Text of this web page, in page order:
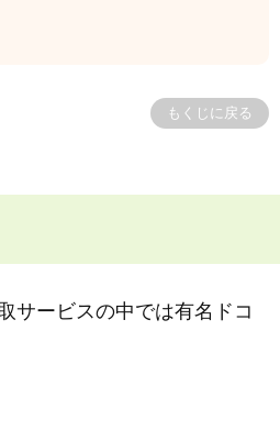
もくじに戻る
サービスの中では有名ドコ